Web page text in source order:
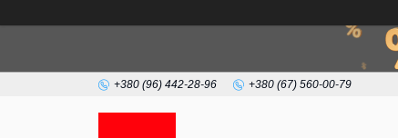
+380 (96) 442-28-96 +380 (67) 560-00-79